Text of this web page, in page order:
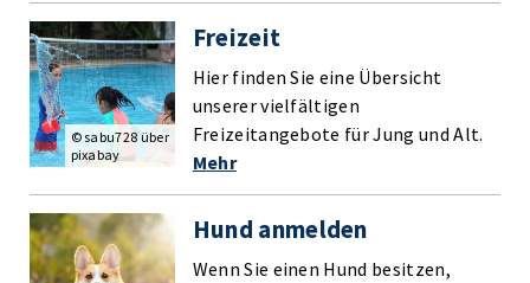
Freizeit
Hier finden Sie eine Übersicht
unserer vielfältigen
Freizeitangebote für Jung und Alt.
Mehr
© sabu728 über
pixabay
Hund anmelden
Wenn Sie einen Hund besitzen,